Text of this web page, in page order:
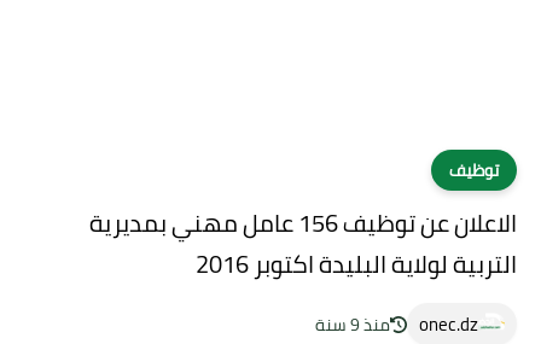
توظيف
الاعلان عن توظيف 156 عامل مهني بمديرية
التربية لولاية البليدة اكتوبر 2016
onec.dz منذ 9 سنة